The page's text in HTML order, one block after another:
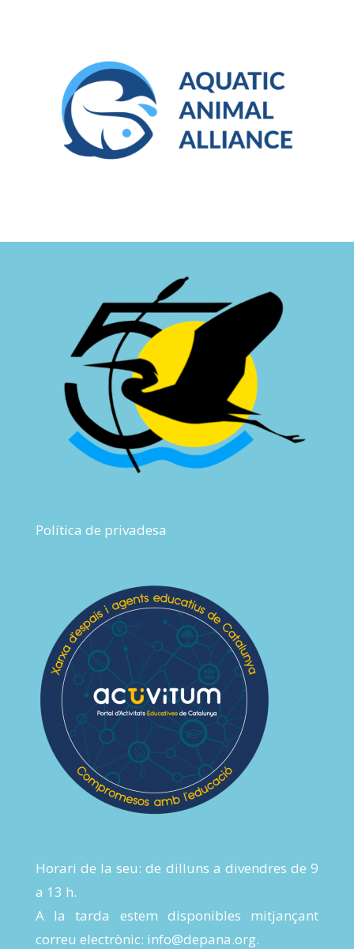
Política de privadesa
Horari de la seu: de dilluns a divendres de 9
a 13 h.
A la tarda estem disponibles mitjançant
correu electrònic: info@depana.org.